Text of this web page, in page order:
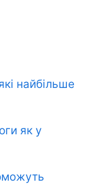
найбільше
як у